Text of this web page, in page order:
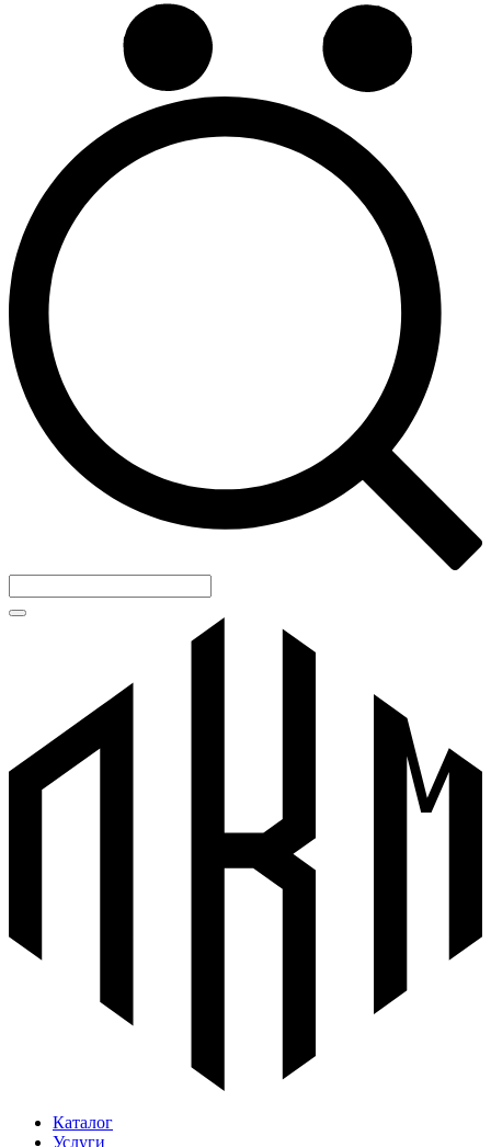
Каталог
Услуги